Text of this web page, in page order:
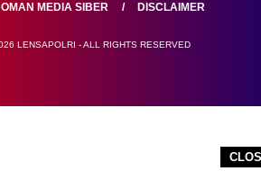
MEDIA SIBER DISCLAIMER
LENSAPOLRI - ALL RIGHTS RESERVED